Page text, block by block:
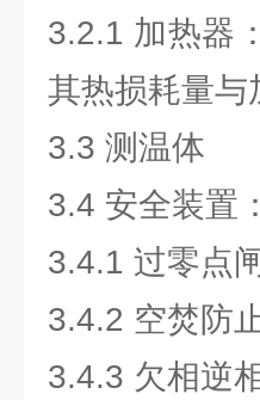
3.2.1 加热器
其热损耗量与
3.3 测温体
3.4 安全装置：
3.4.1 过零点
3.4.2 空焚防
3.4.3 欠相逆